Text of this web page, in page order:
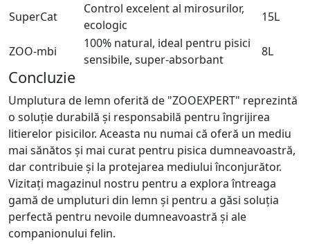
SuperCat
Control excelent al mirosurilor,
ecologic
15L
ZOO-mbi
100% natural, ideal pentru pisici
sensibile, super-absorbant
8L
Concluzie
Umplutura de lemn oferită de "ZOOEXPERT" reprezintă
o soluție durabilă și responsabilă pentru îngrijirea
litierelor pisicilor. Aceasta nu numai că oferă un mediu
mai sănătos și mai curat pentru pisica dumneavoastră,
dar contribuie și la protejarea mediului înconjurător.
Vizitați magazinul nostru pentru a explora întreaga
gamă de umpluturi din lemn și pentru a găsi soluția
perfectă pentru nevoile dumneavoastră și ale
companionului felin.